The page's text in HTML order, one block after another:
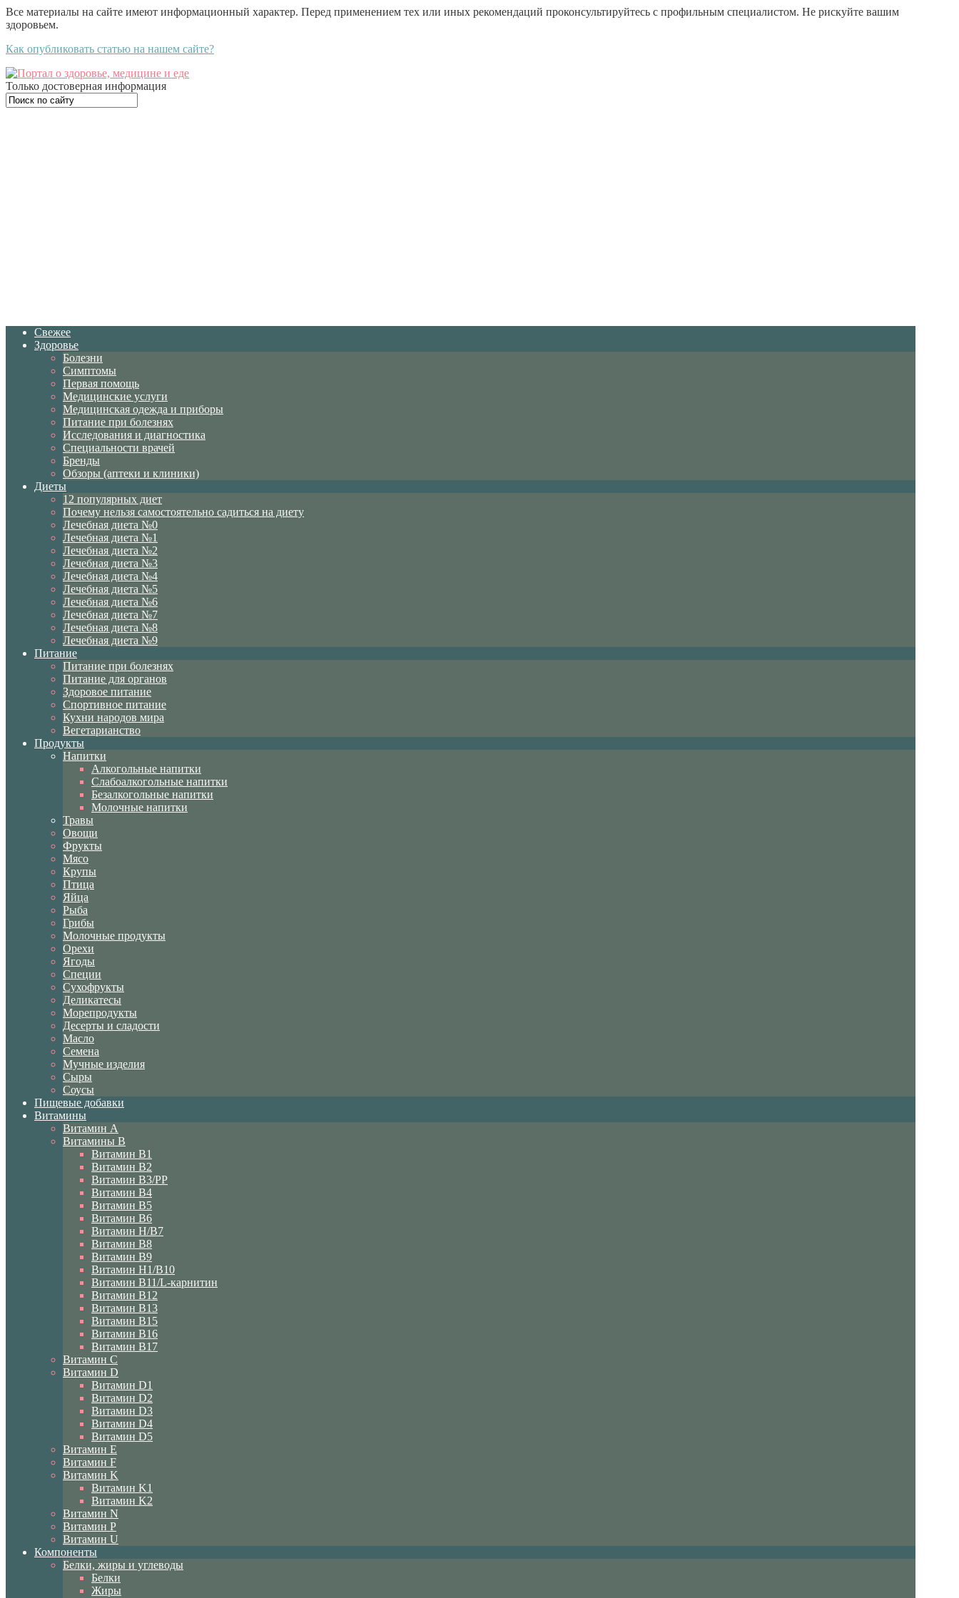
Все материалы на сайте имеют информационный характер. Перед применением тех или иных рекомендаций проконсультируйтесь с профильным специалистом. Не рискуйте вашим
здоровьем.
Как опубликовать статью на нашем сайте?
Только достоверная информация
Свежее
Здоровье
Болезни
Симптомы
Первая помощь
Медицинские услуги
Медицинская одежда и приборы
Питание при болезнях
Исследования и диагностика
Специальности врачей
Бренды
Обзоры (аптеки и клиники)
Диеты
12 популярных диет
Почему нельзя самостоятельно садиться на диету
Лечебная диета №0
Лечебная диета №1
Лечебная диета №2
Лечебная диета №3
Лечебная диета №4
Лечебная диета №5
Лечебная диета №6
Лечебная диета №7
Лечебная диета №8
Лечебная диета №9
Питание
Питание при болезнях
Питание для органов
Здоровое питание
Спортивное питание
Кухни народов мира
Вегетарианство
Продукты
Напитки
Алкогольные напитки
Слабоалкогольные напитки
Безалкогольные напитки
Молочные напитки
Травы
Овощи
Фрукты
Мясо
Крупы
Птица
Яйца
Рыба
Грибы
Молочные продукты
Орехи
Ягоды
Специи
Сухофрукты
Деликатесы
Морепродукты
Десерты и сладости
Масло
Семена
Мучные изделия
Сыры
Соусы
Пищевые добавки
Витамины
Витамин A
Витамины B
Витамин B1
Витамин B2
Витамин B3/PP
Витамин B4
Витамин B5
Витамин B6
Витамин H/B7
Витамин B8
Витамин B9
Витамин H1/В10
Витамин B11/L-карнитин
Витамин B12
Витамин B13
Витамин B15
Витамин B16
Витамин B17
Витамин C
Витамин D
Витамин D1
Витамин D2
Витамин D3
Витамин D4
Витамин D5
Витамин E
Витамин F
Витамин K
Витамин K1
Витамин K2
Витамин N
Витамин P
Витамин U
Компоненты
Белки, жиры и углеводы
Белки
Жиры